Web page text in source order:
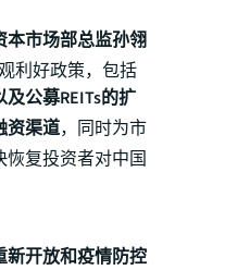
市场部总监孙翎
利好政策，包括
公募REITs的扩
资渠道，同时为市
复投资者对中国
新开放和疫情防控